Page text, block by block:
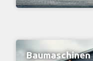
Baumaschinen